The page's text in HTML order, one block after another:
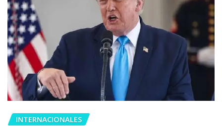
INTERNACIONALES